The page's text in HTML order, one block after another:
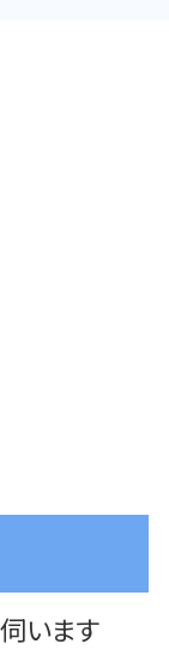
います